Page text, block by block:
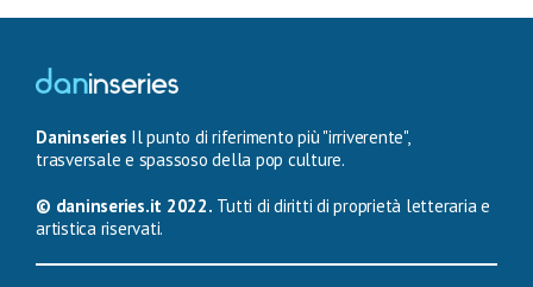
Daninseries Il punto di riferimento più "irriverente",
trasversale e spassoso della pop culture.
© daninseries.it 2022. Tutti di diritti di proprietà letteraria e
artistica riservati.